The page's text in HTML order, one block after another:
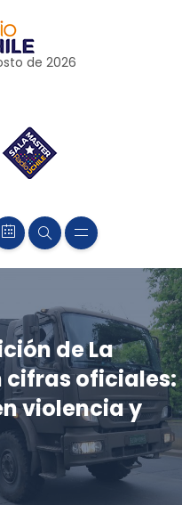
de 2026
de La
oficiales:
violencia y